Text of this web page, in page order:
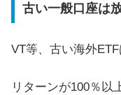
古い一般口座は
VT等、古い海外
リターンが100％以